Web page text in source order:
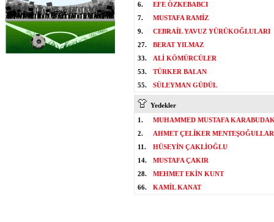
6.
EFE ÖZKEBABCI
7.
MUSTAFA RAMİZ
9.
CEBRAİL YAVUZ YÜRÜKOĞLULARI
27.
BERAT YILMAZ
33.
ALİ KÖMÜRCÜLER
53.
TÜRKER BALAN
55.
SÜLEYMAN GÜDÜL
Yedekler
1.
MUHAMMED MUSTAFA
2.
AHMET ÇELİKER
11.
HÜSEYİN ÇAKLİOĞLU
14.
MUSTAFA ÇAKIR
28.
MEHMET EKİN KUNT
66.
KAMİL KANAT